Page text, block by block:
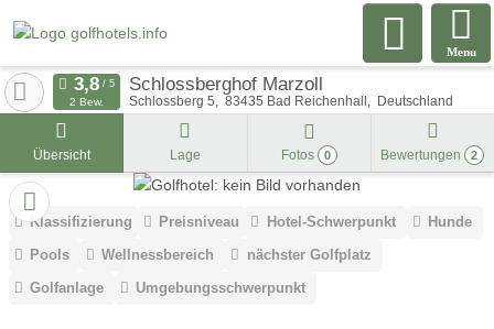
Menu
Schlossberghof Marzoll
Schlossberg 5 83435 Bad Reichenhall Deutschland
2 Bew.
Übersicht Lage Fotos 0 Bewertungen 2
Klassifizierung Preisniveau Hotel-Schwerpunkt
Hunde
Pools
Wellnessbereich
nächster Golfplatz
Golfanlage
Umgebungsschwerpunkt